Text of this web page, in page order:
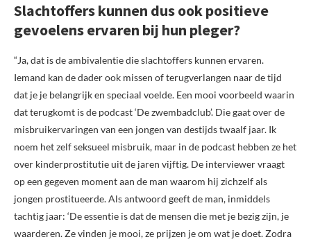
Slachtoffers kunnen dus ook positieve
gevoelens ervaren bij hun pleger?
“Ja, dat is de ambivalentie die slachtoffers kunnen ervaren.
Iemand kan de dader ook missen of terugverlangen naar de tijd
dat je je belangrijk en speciaal voelde. Een mooi voorbeeld waarin
dat terugkomt is de podcast ‘De zwembadclub’. Die gaat over de
misbruikervaringen van een jongen van destijds twaalf jaar. Ik
noem het zelf seksueel misbruik, maar in de podcast hebben ze het
over kinderprostitutie uit de jaren vijftig. De interviewer vraagt
op een gegeven moment aan de man waarom hij zichzelf als
jongen prostitueerde. Als antwoord geeft de man, inmiddels
tachtig jaar: ‘De essentie is dat de mensen die met je bezig zijn, je
waarderen. Ze vinden je mooi, ze prijzen je om wat je doet. Zodra